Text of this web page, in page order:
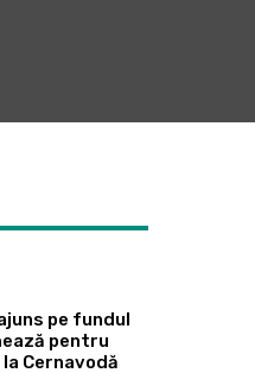
pe fundul
pentru
Cernavodă